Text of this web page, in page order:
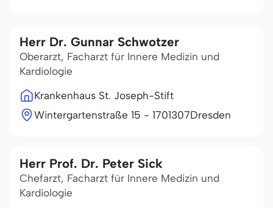
Herr Dr. Gunnar Schwotzer
Oberarzt, Facharzt für Innere Medizin und
Kardiologie
Krankenhaus St. Joseph-Stift
Wintergartenstraße 15 - 1701307Dresden
Herr Prof. Dr. Peter Sick
Chefarzt, Facharzt für Innere Medizin und
Kardiologie